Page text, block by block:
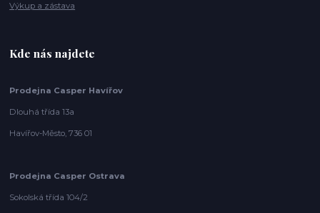
Výkup a zástava
Kde nás najdete
Prodejna Casper Havířov
Dlouhá třída 13a
Havířov-Město, 736 01
Prodejna Casper Ostrava
Sokolská třída 104/2